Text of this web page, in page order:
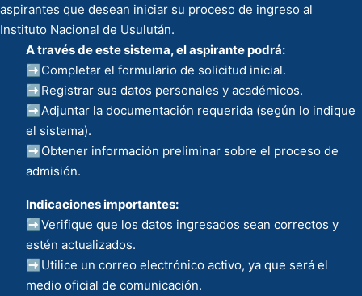
aspirantes que desean iniciar su proceso de ingreso al
Instituto Nacional de Usulután.
A través de este sistema, el aspirante podrá:
➡️Completar el formulario de solicitud inicial.
➡️Registrar sus datos personales y académicos.
➡️Adjuntar la documentación requerida (según lo indique
el sistema).
➡️Obtener información preliminar sobre el proceso de
admisión.
Indicaciones importantes:
➡️Verifique que los datos ingresados sean correctos y
estén actualizados.
➡️Utilice un correo electrónico activo, ya que será el
medio oficial de comunicación.